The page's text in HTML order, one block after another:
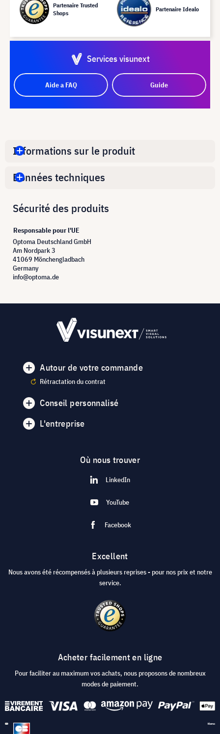
Partenaire Trusted
Shops
Partenaire Idealo
Services visunext
Aide a FAQ Guide
Informations sur le produit
Données techniques
Sécurité des produits
Responsable pour l'UE
Optoma Deutschland GmbH
Am Nordpark 3
41069 Mönchengladbach
Germany
info@optoma.de
Autour de votre commande
Rétractation du contrat
Conseil personnalisé
L'entreprise
Où nous trouver
LinkedIn
YouTube
Facebook
Excellent
Nous avons été récompensés à plusieurs reprises - pour nos prix et notre
service.
Acheter facilement en ligne
Pour faciliter au maximum vos achats, nous proposons de nombreux
modes de paiement.